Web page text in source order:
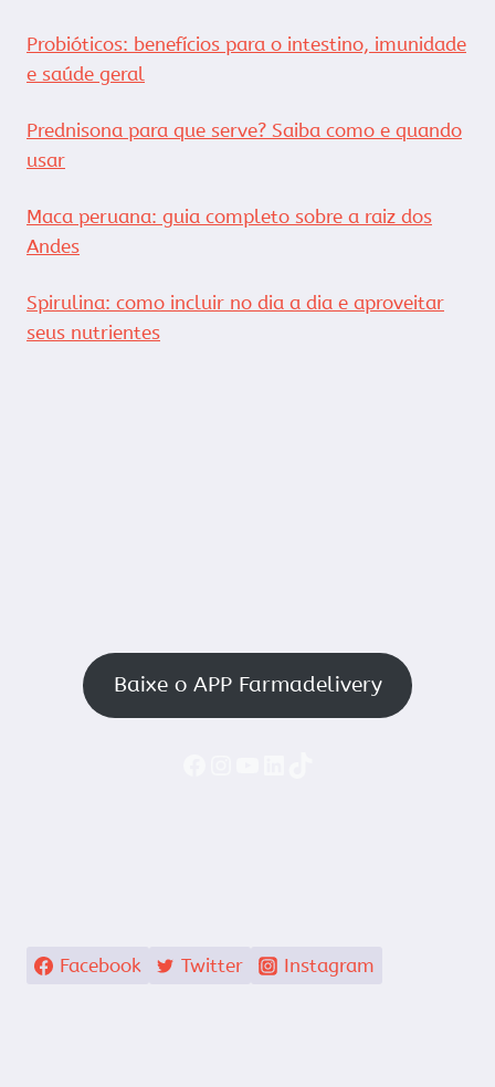
Probióticos: benefícios para o intestino, imunidade
e saúde geral
Prednisona para que serve? Saiba como e quando
usar
Maca peruana: guia completo sobre a raiz dos
Andes
Spirulina: como incluir no dia a dia e aproveitar
seus nutrientes
Baixe o APP Farmadelivery
Facebook Twitter Instagram